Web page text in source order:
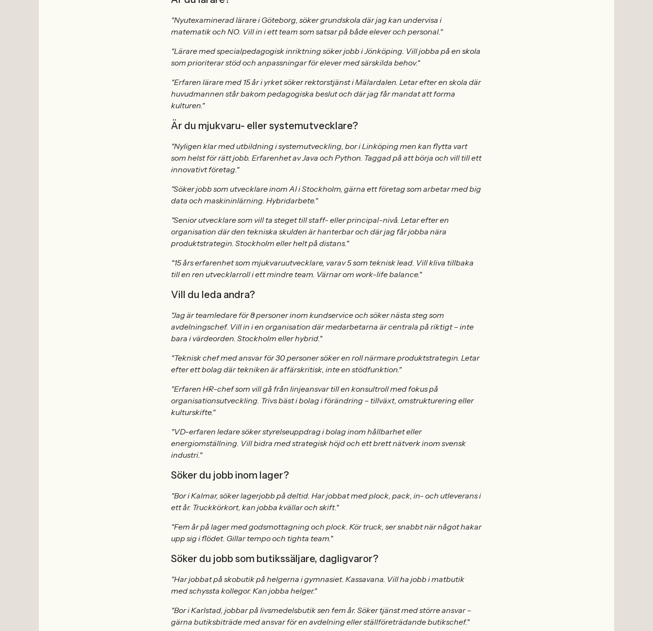
"Nyutexaminerad lärare i Göteborg, söker grundskola där jag kan undervisa i
matematik och NO. Vill in i ett team som satsar på både elever och personal."
"Lärare med specialpedagogisk inriktning söker jobb i Jönköping. Vill jobba på en skola
som prioriterar stöd och anpassningar för elever med särskilda behov."
"Erfaren lärare med 15 år i yrket söker rektorstjänst i Mälardalen. Letar efter en skola där
huvudmannen står bakom pedagogiska beslut och där jag får mandat att forma
kulturen."
Är du mjukvaru- eller systemutvecklare?
"Nyligen klar med utbildning i systemutveckling, bor i Linköping men kan flytta vart
som helst för rätt jobb. Erfarenhet av Java och Python. Taggad på att börja och vill till ett
innovativt företag."
"Söker jobb som utvecklare inom AI i Stockholm, gärna ett företag som arbetar med big
data och maskininlärning. Hybridarbete."
"Senior utvecklare som vill ta steget till staff- eller principal-nivå. Letar efter en
organisation där den tekniska skulden är hanterbar och där jag får jobba nära
produktstrategin. Stockholm eller helt på distans."
"15 års erfarenhet som mjukvaruutvecklare, varav 5 som teknisk lead. Vill kliva tillbaka
till en ren utvecklarroll i ett mindre team. Värnar om work-life balance."
Vill du leda andra?
"Jag är teamledare för 8 personer inom kundservice och söker nästa steg som
avdelningschef. Vill in i en organisation där medarbetarna är centrala på riktigt – inte
bara i värdeorden. Stockholm eller hybrid."
"Teknisk chef med ansvar för 30 personer söker en roll närmare produktstrategin. Letar
efter ett bolag där tekniken är affärskritisk, inte en stödfunktion."
"Erfaren HR-chef som vill gå från linjeansvar till en konsultroll med fokus på
organisationsutveckling. Trivs bäst i bolag i förändring – tillväxt, omstrukturering eller
kulturskifte."
"VD-erfaren ledare söker styrelseuppdrag i bolag inom hållbarhet eller
energiomställning. Vill bidra med strategisk höjd och ett brett nätverk inom svensk
industri."
Söker du jobb inom lager?
"Bor i Kalmar, söker lagerjobb på deltid. Har jobbat med plock, pack, in- och utleverans i
ett år. Truckkörkort, kan jobba kvällar och skift."
"Fem år på lager med godsmottagning och plock. Kör truck, ser snabbt när något hakar
upp sig i flödet. Gillar tempo och tighta team."
Söker du jobb som butikssäljare, dagligvaror?
"Har jobbat på skobutik på helgerna i gymnasiet. Kassavana. Vill ha jobb i matbutik
med schyssta kollegor. Kan jobba helger."
"Bor i Karlstad, jobbar på livsmedelsbutik sen fem år. Söker tjänst med större ansvar –
gärna butiksbiträde med ansvar för en avdelning eller ställföreträdande butikschef."